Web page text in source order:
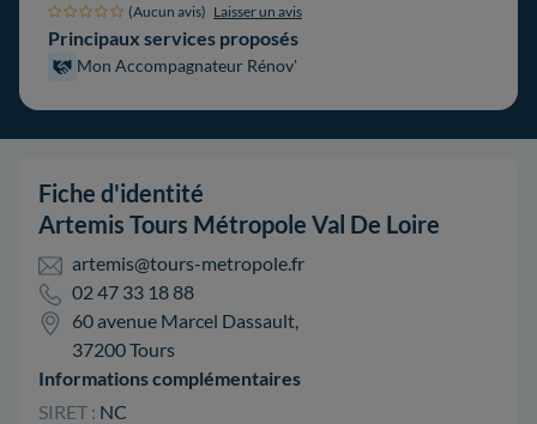
(Aucun avis) Laisser un avis
Principaux services proposés
Mon Accompagnateur Rénov'
Fiche d'identité
Artemis Tours Métropole Val De Loire
artemis@tours-metropole.fr
02 47 33 18 88
60 avenue Marcel Dassault,
37200 Tours
Informations complémentaires
SIRET : NC